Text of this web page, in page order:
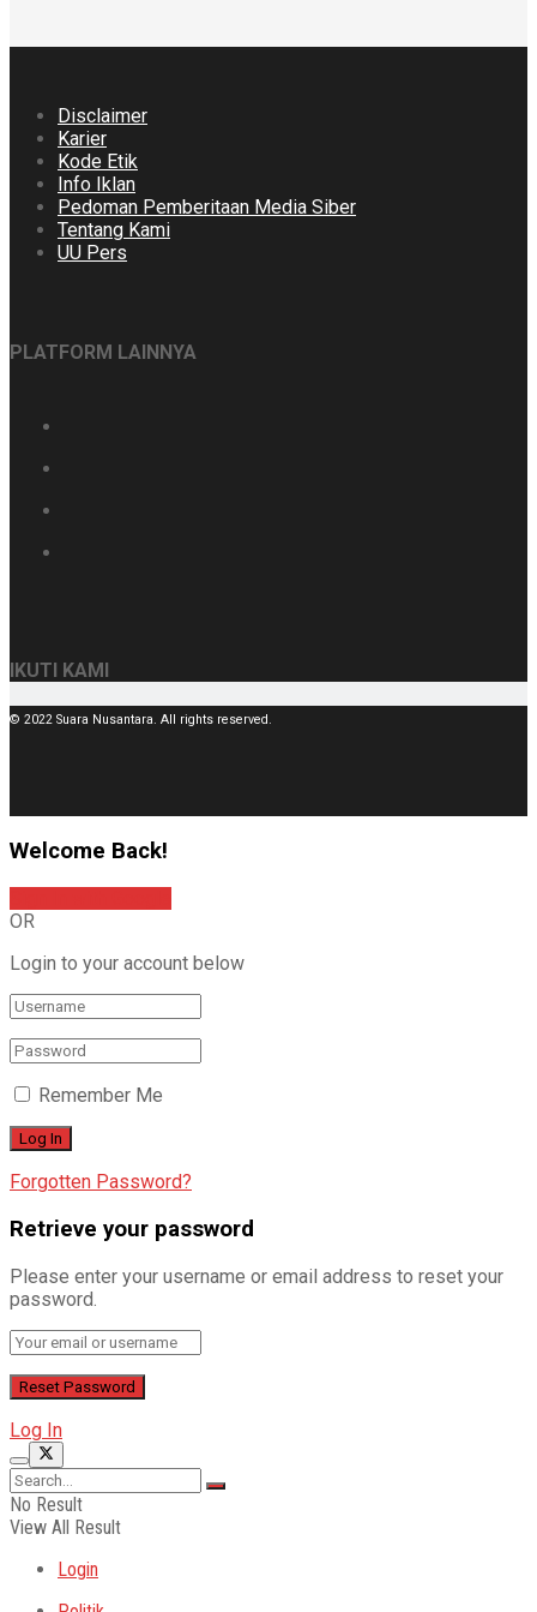
Disclaimer
Karier
Kode Etik
Info Iklan
Pedoman Pemberitaan Media Siber
Tentang Kami
UU Pers
PLATFORM LAINNYA
IKUTI KAMI
© 2022 Suara Nusantara. All rights reserved.
Welcome Back!
OR
Login to your account below
Remember Me
Forgotten Password?
Retrieve your password
Please enter your username or email address to reset your
password.
Log In
No Result
View All Result
Login